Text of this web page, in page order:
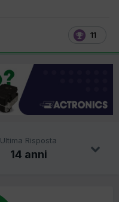
11
Ultima Risposta
14 anni